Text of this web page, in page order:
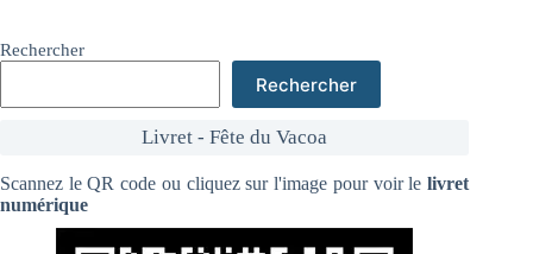
Rechercher
Rechercher
Livret - Fête du Vacoa
Scannez le QR code ou cliquez sur l'image pour voir lelivret
numérique